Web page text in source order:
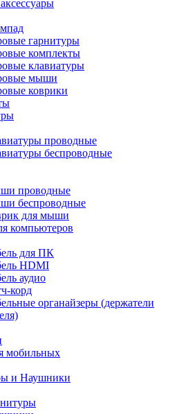
гарнитуры
комплекты
клавиатуры
мыши
коврики
проводные
беспроводные
проводные
беспроводные
для мыши
компьютеров
для ПК
HDMI
аудио
корд
органайзеры (держатели
мобильных
и Наушники